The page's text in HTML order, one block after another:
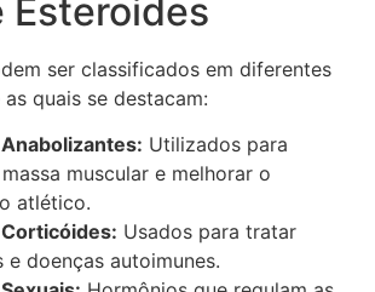
Esteroides
ser classificados em diferentes
quais se destacam:
Utilizados para
muscular e melhorar o
atlético.
Usados para tratar
e doenças autoimunes.